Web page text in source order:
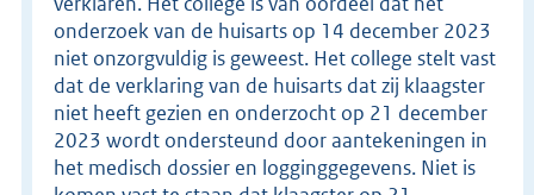
onderzoek van de huisarts op 14 december 2023
niet onzorgvuldig is geweest. Het college stelt vast
dat de verklaring van de huisarts dat zij klaagster
niet heeft gezien en onderzocht op 21 december
2023 wordt ondersteund door aantekeningen in
het medisch dossier en logginggegevens. Niet is